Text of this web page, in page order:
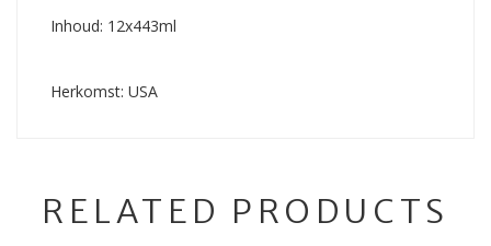
Inhoud: 12x443ml
Herkomst: USA
RELATED PRODUCTS